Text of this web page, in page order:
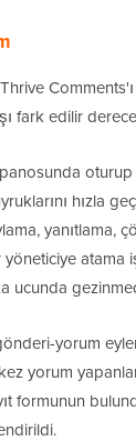
Comments'ı
fark edilir
oturup
hızla
yanıtlama,
atama
ucunda
yorum
yorum
formunun